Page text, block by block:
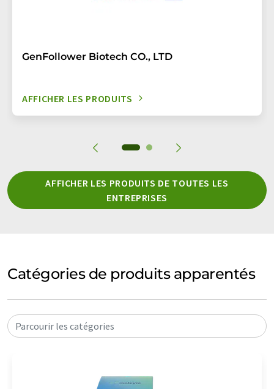
GenFollower Biotech CO., LTD
AFFICHER LES PRODUITS
AFFICHER LES PRODUITS DE TOUTES LES
ENTREPRISES
Catégories de produits apparentés
Parcourir les catégories